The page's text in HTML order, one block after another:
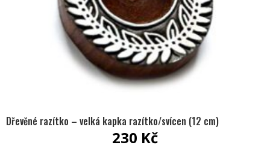
Dřevěné razítko – velká kapka razítko/svícen (12 cm)
230 Kč